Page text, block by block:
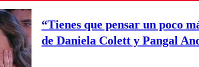
“Tienes que pensar un poco
de Daniela Colett y Pangal